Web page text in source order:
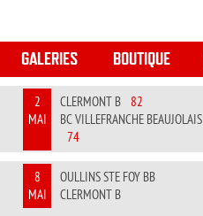
GALERIES BOUTIQUE
2
MAI
CLERMONT B
82
BC VILLEFRANCHE BEAUJOLAIS
74
8
MAI
OULLINS STE FOY BB
CLERMONT B